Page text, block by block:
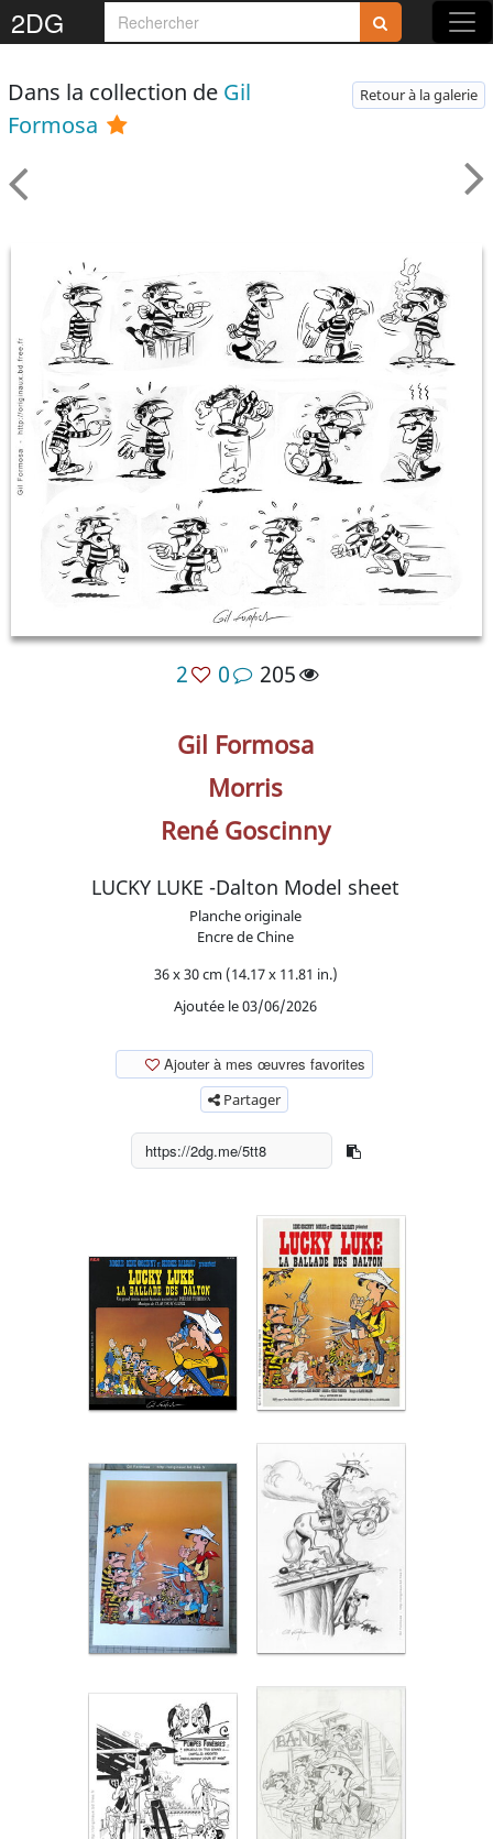
2DG
Dans la collection de Gil
Formosa
Retour à la galerie
2 0 205
Gil Formosa
Morris
René Goscinny
LUCKY LUKE -Dalton Model sheet
Planche originale
Encre de Chine
36 x 30 cm (14.17 x 11.81 in.)
Ajoutée le 03/06/2026
Ajouter à mes œuvres favorites
Partager